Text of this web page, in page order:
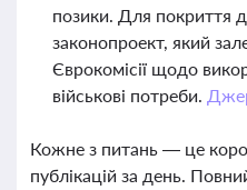
позики. Для покриття
законопроект, який
Єврокомісії щодо
військові потреби.
Кожне з питань — це
публікацій за день.